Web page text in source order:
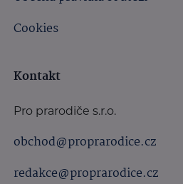
Cookies
Kontakt
Pro prarodiče s.r.o.
obchod@proprarodice.cz
redakce@proprarodice.cz